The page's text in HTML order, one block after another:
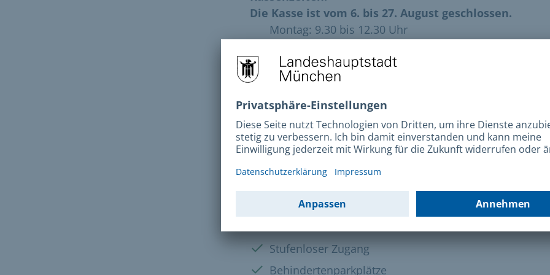
Die Kasse ist vom 6. bis 27. August geschlossen.
Montag: 9.30 bis 12.30 Uhr
Mittwoch: 9.30 bis 12.30 Uhr
Donnerstag: 11 bis 14 Uhr
Für Auszahlungen beachten Sie bitte die
Kassenöffnungszeiten.
MVV-Tickets für München-Pass-Inhaber*innen
jedem der 12 Sozialbürgerhäuser gekauft werden
Barrierefreiheit
Vorhanden:
Stufenloser Zugang
Vorhanden:
Behindertenparkplätze